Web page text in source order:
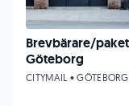
Brevbärare/
Göteborg
CITYMAIL • GÖTEBORG